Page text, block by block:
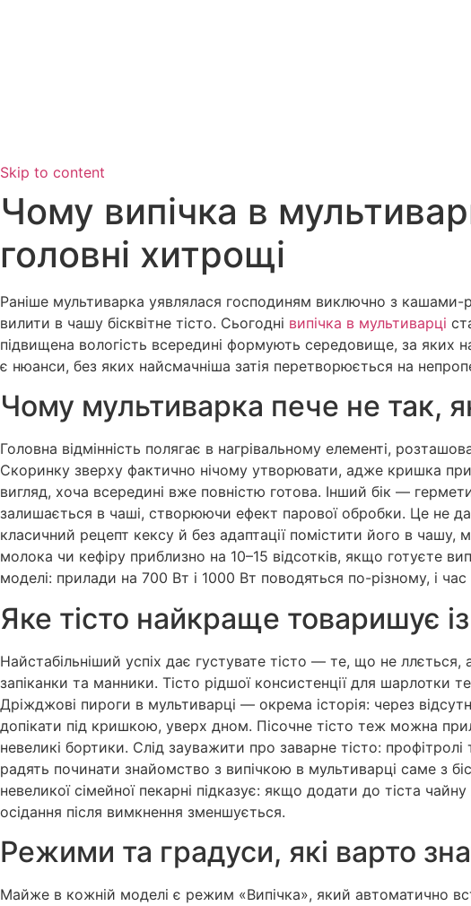
Skip to content
Чому випічка в
головні хитрощі
Раніше мультиварка уявлялася господиням виключно з
вилити в чашу бісквітне тісто. Сьогодні випічка в мультиварці
підвищена вологість всередині формують середовище, за яких
є нюанси, без яких найсмачніша затія перетворюється на
Чому мультиварка пече не так,
Головна відмінність полягає в нагрівальному елементі,
Скоринку зверху фактично нічому утворювати, адже кришка
вигляд, хоча всередині вже повністю готова. Інший бік —
залишається в чаші, створюючи ефект парової обробки. Це не
класичний рецепт кексу й без адаптації помістити його в
молока чи кефіру приблизно на 10–15 відсотків, якщо готуєте
моделі: прилади на 700 Вт і 1000 Вт поводяться по-різному, і
Яке тісто найкраще товаришує
Найстабільніший успіх дає густувате тісто — те, що не ллється,
запіканки та манники. Тісто рідшої консистенції для
Дріжджові пироги в мультиварці — окрема історія: через
допікати під кришкою, уверх дном. Пісочне тісто теж можна
невеликі бортики. Слід зауважити про заварне тісто:
радять починати знайомство з випічкою в мультиварці саме з
невеликої сімейної пекарні підказує: якщо додати до тіста
осідання після вимкнення зменшується.
Режими та градуси, які варто
Майже в кожній моделі є режим «Випічка», який автоматично